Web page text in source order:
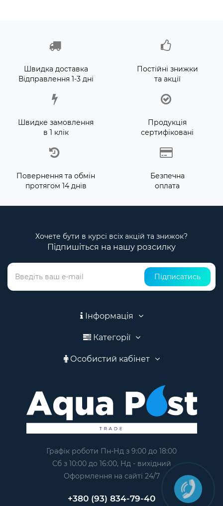
Швидка доставка
Відправлення 1-3 дні
Постійні знижки
та акції
Швидке замовлення
в 1 клік
Продукція
сертифіковані
Повернення та обмін
протягом 14 днів
Безпечна
оплата
Хочете бути в курсі всіх акцій та знижок?
Підпишіться на нашу розсилку
Підписатись
Інформація
Категорії
Особистий кабінет
Графік роботи Пн-Нд з 9:00 до 18:00
Сб з 10:00 до 16:00, Нд - вихідний
Оформлення на сайтi 24/7
+380 (93) 834-79-40